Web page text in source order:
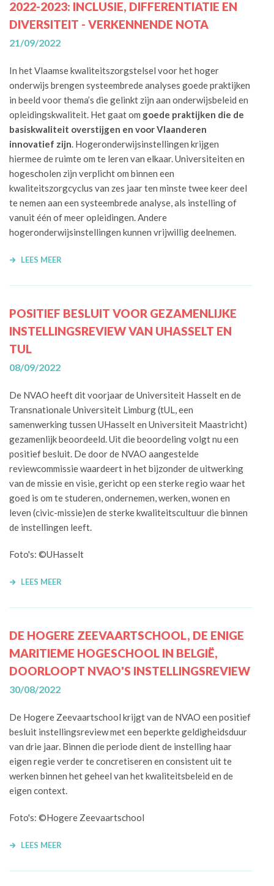
2022-2023: INCLUSIE, DIFFERENTIATIE EN
DIVERSITEIT - VERKENNENDE NOTA
21/09/2022
In het Vlaamse kwaliteitszorgstelsel voor het hoger
onderwijs brengen systeembrede analyses goede praktijken
in beeld voor thema’s die gelinkt zijn aan onderwijsbeleid en
opleidingskwaliteit. Het gaat om goede praktijken die de
basiskwaliteit overstijgen en voor Vlaanderen
innovatief zijn. Hogeronderwijsinstellingen krijgen
hiermee de ruimte om te leren van elkaar. Universiteiten en
hogescholen zijn verplicht om binnen een
kwaliteitszorgcyclus van zes jaar ten minste twee keer deel
te nemen aan een systeembrede analyse, als instelling of
vanuit één of meer opleidingen. Andere
hogeronderwijsinstellingen kunnen vrijwillig deelnemen.
LEES MEER
POSITIEF BESLUIT VOOR GEZAMENLIJKE
INSTELLINGSREVIEW VAN UHASSELT EN
TUL
08/09/2022
De NVAO heeft dit voorjaar de Universiteit Hasselt en de
Transnationale Universiteit Limburg (tUL, een
samenwerking tussen UHasselt en Universiteit Maastricht)
gezamenlijk beoordeeld. Uit die beoordeling volgt nu een
positief besluit. De door de NVAO aangestelde
reviewcommissie waardeert in het bijzonder de uitwerking
van de missie en visie, gericht op een sterke regio waar het
goed is om te studeren, ondernemen, werken, wonen en
leven (civic-missie)en de sterke kwaliteitscultuur die binnen
de instellingen leeft.
Foto's: ©UHasselt
LEES MEER
DE HOGERE ZEEVAARTSCHOOL, DE ENIGE
MARITIEME HOGESCHOOL IN BELGIË,
DOORLOOPT NVAO'S INSTELLINGSREVIEW
30/08/2022
De Hogere Zeevaartschool krijgt van de NVAO een positief
besluit instellingsreview meteen beperkte geldigheidsduur
van drie jaar. Binnen die periode dient de instelling haar
eigen regie verder te concretiseren en consistent uit te
werken binnen het geheel van het kwaliteitsbeleid en de
eigen context.
Foto's: ©Hogere Zeevaartschool
LEES MEER